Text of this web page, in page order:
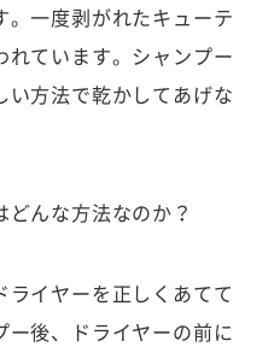
一度剥がれたキューテ
れています。シャンプー
方法で乾かしてあげな
んな方法なのか？
イヤーを正しくあてて
後、ドライヤーの前に